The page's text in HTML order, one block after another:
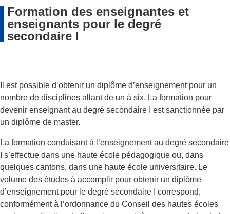
Formation des enseignantes et
enseignants pour le degré
secondaire I
Il est possible d’obtenir un diplôme d’enseignement pour un
nombre de disciplines allant de un à six. La formation pour
devenir enseignant au degré secondaire I est sanctionnée par
un diplôme de master.
La formation conduisant à l’enseignement au degré secondaire
I s’effectue dans une haute école pédagogique ou, dans
quelques cantons, dans une haute école universitaire. Le
volume des études à accomplir pour obtenir un diplôme
d’enseignement pour le degré secondaire I correspond,
conformément à l’ordonnance du Conseil des hautes écoles